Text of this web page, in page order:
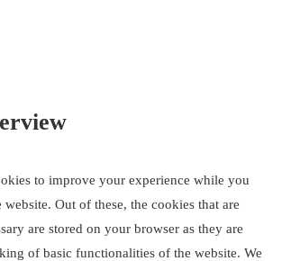
to improve your experience while you
Out of these, the cookies that are
are stored on your browser as they are
of basic functionalities of the website. We